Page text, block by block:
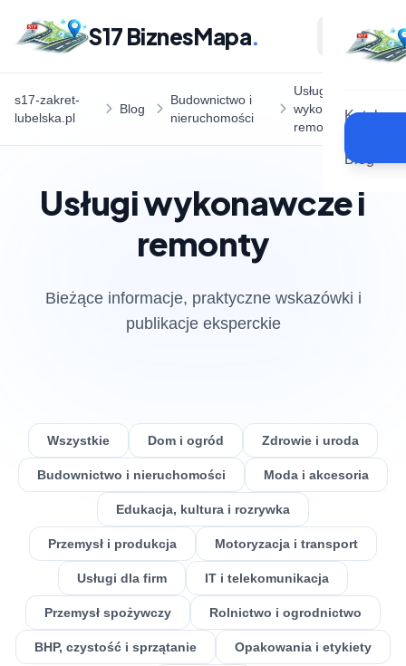
S17 BiznesMapa.
Katalog
Blog
s17-zakret-
lubelska.pl
Blog
Budownictwo i
nieruchomości
Usługi
wykonawcze i
remonty
Usługi wykonawcze i
remonty
Bieżące informacje, praktyczne wskazówki i
publikacje eksperckie
Wszystkie Dom i ogród Zdrowie i uroda
Budownictwo i nieruchomości Moda i akcesoria
Edukacja, kultura i rozrywka
Przemysł i produkcja Motoryzacja i transport
Usługi dla firm IT i telekomunikacja
Przemysł spożywczy Rolnictwo i ogrodnictwo
BHP, czystość i sprzątanie Opakowania i etykiety